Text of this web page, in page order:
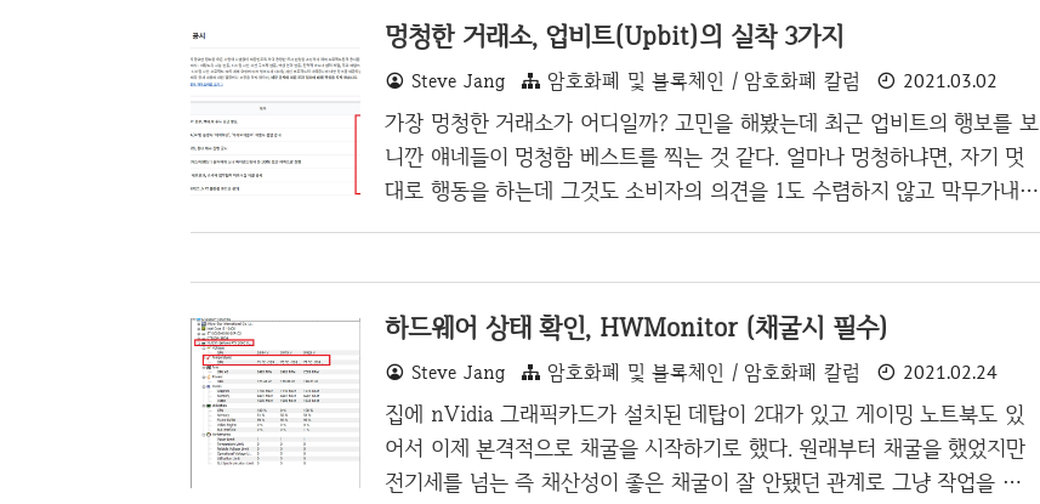
고 책임을 지는 사람조차 없는 그런 시스템이다보니 작은 버그로 인해서 모
든 암호화폐가 탈취 될 수도 있고, 악의적인 공격자로 인해서 시스템이 망가
질수도 있는등 아직은 꽤나 불안정한 모습을 보여주고 있고 실제로 그러합
니다. DeFi의 서비스 종류 DeFi는 블록체인으로 만들어졌으며, 이더리움과
같이 튜링완전성(자원만 충분하면, 한마디로 모든 것을 프로그래밍 할 수 있
다라는 의미)을 지원하는 코인을 기..
멍청한 거래소, 업비트(Upbit)의 실착 3가지
Steve Jang 암호화폐 및 블록체인 / 암호화폐 칼럼 2021.03.02
가장 멍청한 거래소가 어디일까? 고민을 해봤는데 최근 업비트의 행보를 보
니깐 얘네들이 멍청함 베스트를 찍는 것 같다. 얼마나 멍청하냐면, 자기 멋
대로 행동을 하는데 그것도 소비자의 의견을 1도 수렴하지 않고 막무가내로
의종목을 자기 멋대로 선정을 한다는 것이다. 유의종목 선정 기준을 보면 프
로젝트를 제대로 진행하지 않을 경우, 거래량이 낮아서 시세 조종을 당할 수
있을 경우, 그리고 국내법을 지키지 않는 코인(익명성 강조)의 경우 정도로
게 행동하는지 모르겠다. 투자자 보호를 한다면서 유의..
하드웨어 상태 확인, HWMonitor (채굴시 필수)
Steve Jang 암호화폐 및 블록체인 / 암호화폐 칼럼 2021.02.24
집에 nVidia 그래픽카드가 설치된 데탑이 2대가 있고 게이밍 노트북도 있
어서 이제 본격적으로 채굴을 시작하기로 했다. 원래부터 채굴을 했었지만
전기세를 넘는 즉 채산성이 좋은 채굴이 잘 안됐던 관계로 그냥 작업을 하